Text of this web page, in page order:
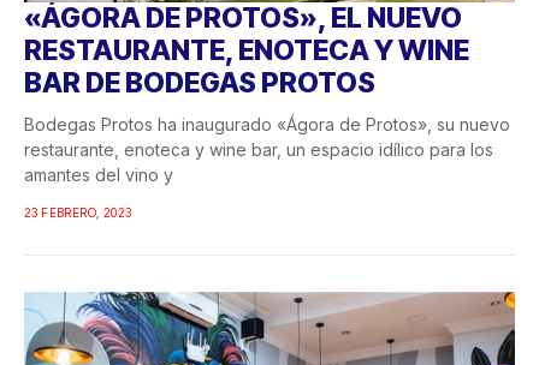
«ÁGORA DE PROTOS», EL NUEVO
RESTAURANTE, ENOTECA Y WINE
BAR DE BODEGAS PROTOS
Bodegas Protos ha inaugurado «Ágora de Protos», su nuevo
restaurante, enoteca y wine bar, un espacio idílico para los
amantes del vino y
23 FEBRERO, 2023